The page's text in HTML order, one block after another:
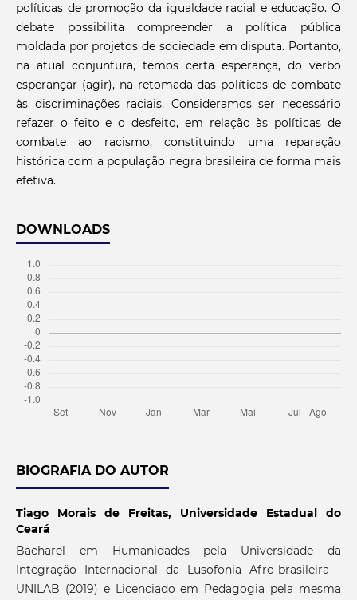
políticas de promoção da igualdade racial e educação. O
debate possibilita compreender a política pública
moldada por projetos de sociedade em disputa. Portanto,
na atual conjuntura, temos certa esperança, do verbo
esperançar (agir), na retomada das políticas de combate
às discriminações raciais. Consideramos ser necessário
refazer o feito e o desfeito, em relação às políticas de
combate ao racismo, constituindo uma reparação
histórica com a população negra brasileira de forma mais
efetiva.
DOWNLOADS
BIOGRAFIA DO AUTOR
Tiago Morais de Freitas, Universidade Estadual do
Ceará
Bacharel em Humanidades pela Universidade da
Integração Internacional da Lusofonia Afro-brasileira -
UNILAB (2019) e Licenciado em Pedagogia pela mesma